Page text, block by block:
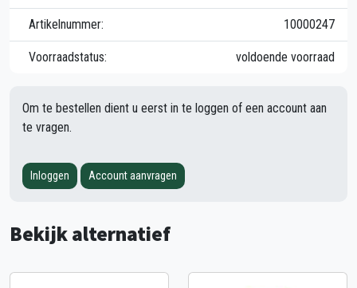
Artikelnummer: 10000247
Voorraadstatus: voldoende voorraad
Om te bestellen dient u eerst in te loggen of een account aan
te vragen.
Inloggen Account aanvragen
Bekijk alternatief